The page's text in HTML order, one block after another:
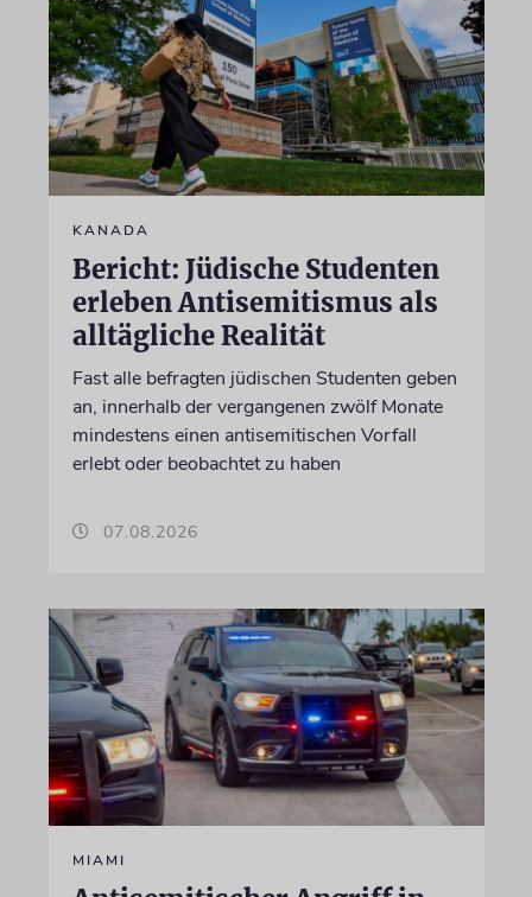
KANADA
Bericht: Jüdische Studenten
erleben Antisemitismus als
alltägliche Realität
Fast alle befragten jüdischen Studenten geben
an, innerhalb der vergangenen zwölf Monate
mindestens einen antisemitischen Vorfall
erlebt oder beobachtet zu haben
07.08.2026
MIAMI